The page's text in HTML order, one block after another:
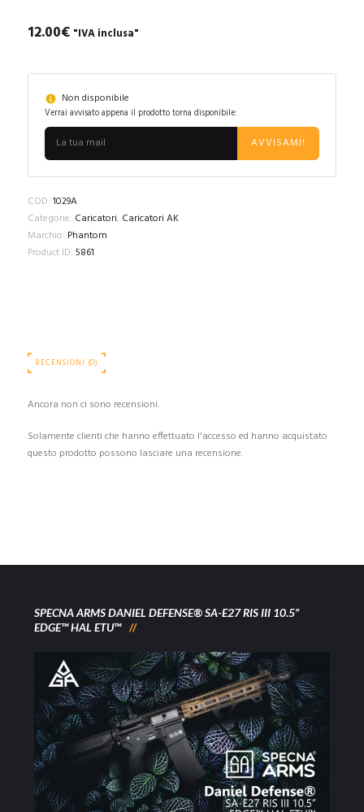
12.00€ "IVA inclusa"
Non disponibile
Verrai avvisato appena il prodotto torna disponibile:
AVVISAMI!
COD: 1029A
Categorie: Caricatori, Caricatori AK
Marchio: Phantom
Product ID: 5861
RECENSIONI (0)
Ancora non ci sono recensioni.
Solamente clienti che hanno effettuato l'accesso ed hanno acquistato
questo prodotto possono lasciare una recensione.
SPECNA ARMS DANIEL DEFENSE® SA-E27 RIS III 10.5”
EDGE™ HAL ETU™